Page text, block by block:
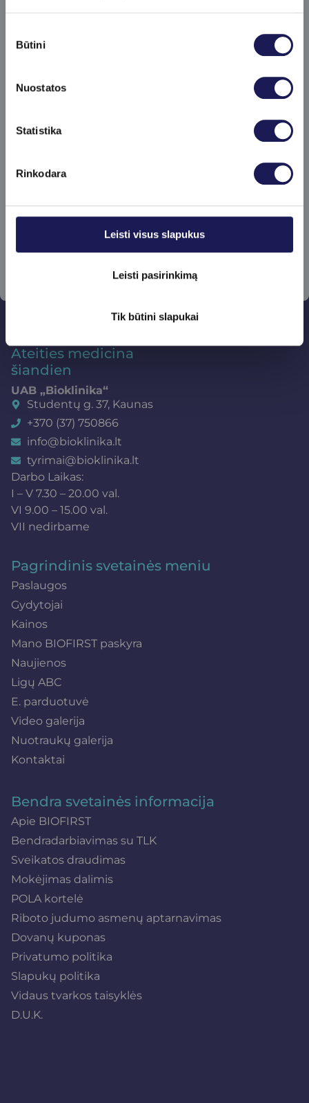
pasirinkimas
Būtini
Nuostatos
Statistika
Rinkodara
Leisti visus slapukus
Leisti pasirinkimą
Tik būtini slapukai
pasiūlymus ir sužinokite apie naujienas!
Ateities medicina
šiandien
UAB „Bioklinika“
Studentų g. 37, Kaunas
+370 (37) 750866
info@bioklinika.lt
tyrimai@bioklinika.lt
Darbo Laikas:
I – V 7.30 – 20.00 val.
VI 9.00 – 15.00 val.
VII nedirbame
Pagrindinis svetainės meniu
Paslaugos
Gydytojai
Kainos
Mano BIOFIRST paskyra
Naujienos
Ligų ABC
E. parduotuvė
Video galerija
Nuotraukų galerija
Kontaktai
Bendra svetainės informacija
Apie BIOFIRST
Bendradarbiavimas su TLK
Sveikatos draudimas
Mokėjimas dalimis
POLA kortelė
Riboto judumo asmenų aptarnavimas
Dovanų kuponas
Privatumo politika
Slapukų politika
Vidaus tvarkos taisyklės
D.U.K.